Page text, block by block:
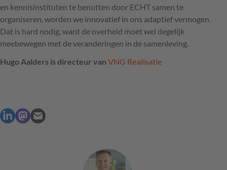
en kennisinstituten te benutten door ECHT samen te
organiseren, worden we innovatief in ons adaptief vermogen.
Dat is hard nodig, want de overheid moet wel degelijk
meebewegen met de veranderingen in de samenleving.
Hugo Aalders is directeur van VNG Realisatie